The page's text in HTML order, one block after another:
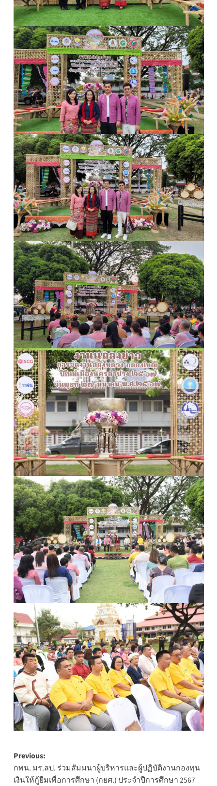
Post
navigation
Previous:
กพน. มร.ลป. ร่วมสัมมนาผู้บริหารและผู้ปฏิบัติงานกองทุน
เงินให้กู้ยืมเพื่อการศึกษา (กยศ.) ประจำปีการศึกษา 2567